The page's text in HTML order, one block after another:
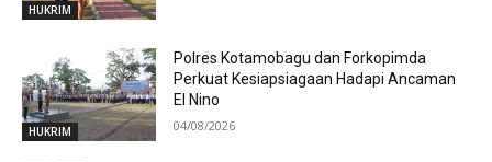
HUKRIM
HUKRIM
Polres Kotamobagu dan Forkopimda
Perkuat Kesiapsiagaan Hadapi Ancaman
El Nino
04/08/2026